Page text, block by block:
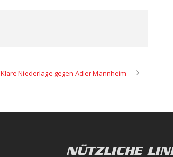
Klare Niederlage gegen Adler Mannheim
NÜTZLICHE